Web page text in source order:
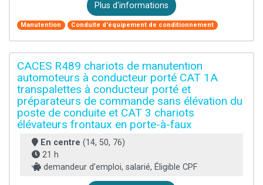
Plus d'informations
Manutention Conduite d'équipement de conditionnement
CACES R489 chariots de manutention
automoteurs à conducteur porté CAT 1A
transpalettes à conducteur porté et
préparateurs de commande sans élévation du
poste de conduite et CAT 3 chariots
élévateurs frontaux en porte-à-faux
En centre (14, 50, 76)
21 h
demandeur d’emploi, salarié, Éligible CPF